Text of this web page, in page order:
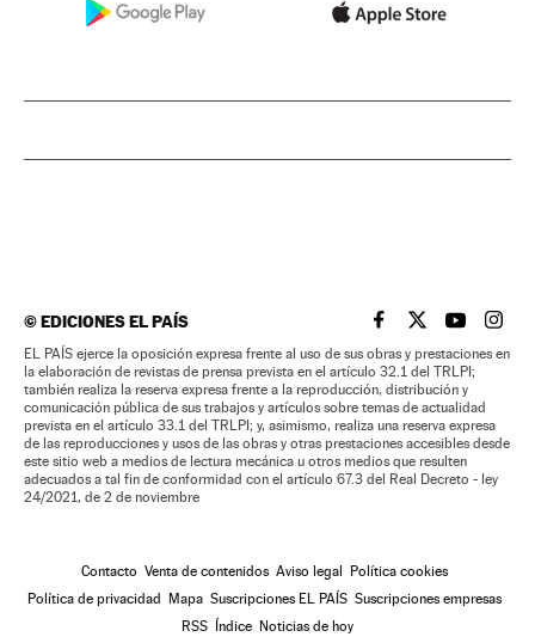
©EDICIONES EL PAÍS EL PAÍS BRASIL EN
EL PAÍSEL PAÍS
EL
EL PAÍS ejerce la oposición expresa frente al uso de sus obras y prestaciones en
la elaboración de revistas de prensa prevista en el artículo 32.1 del TRLPI;
también realiza la reserva expresa frente a la reproducción, distribución y
comunicación pública de sus trabajos y artículos sobre temas de actualidad
prevista en el artículo 33.1 del TRLPI; y, asimismo, realiza una reserva expresa
de las reproducciones y usos de las obras y otras prestaciones accesibles desde
este sitio web a medios de lectura mecánica u otros medios que resulten
adecuados a tal fin de conformidad con el artículo 67.3 del Real Decreto - ley
24/2021, de 2 de noviembre
Contacto Venta de contenidos Aviso legal Política cookies
Política de privacidad Mapa Suscripciones EL PAÍS Suscripciones empresas
RSS Índice Noticias de hoy